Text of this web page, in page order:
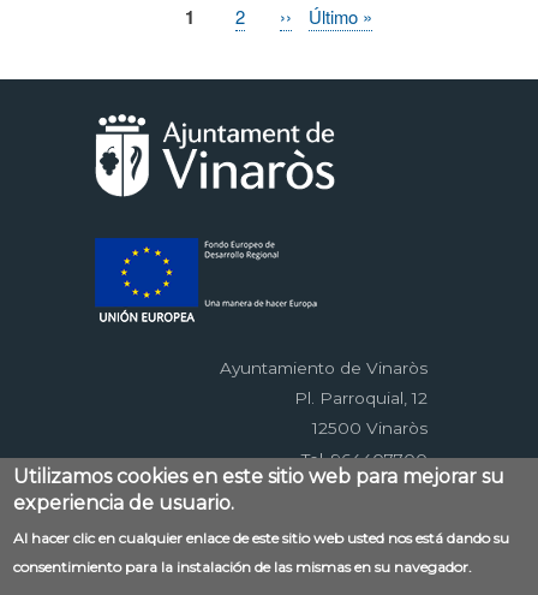
Página
1 Page
2
Siguiente
››
Última
Último »
Ayuntamiento de Vinaròs
Pl. Parroquial, 12
12500 Vinaròs
Tel. 964407700
Menú
al
Contacto Aviso legal
Mapa web
Accessibilitat
Política de privacidad RSS
Utilizamos cookies en este sitio web para mejorar su
experiencia de usuario.
Al hacer clic en cualquier enlace de este sitio web usted nos está dando su
consentimiento para la instalación de las mismas en su navegador.